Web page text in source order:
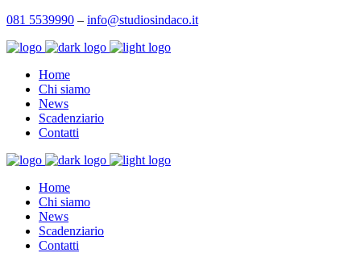
081 5539990 – info@studiosindaco.it
Home
Chi siamo
News
Scadenziario
Contatti
Home
Chi siamo
News
Scadenziario
Contatti